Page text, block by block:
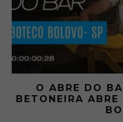
O ABRE DO
BETONEIRA